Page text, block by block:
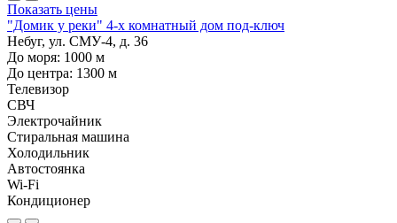
Показать цены
"Домик у реки" 4-х комнатный дом под-ключ
Небуг, ул. СМУ-4, д. 36
До моря: 1000 м
До центра: 1300 м
Телевизор
СВЧ
Электрочайник
Стиральная машина
Холодильник
Автостоянка
Wi-Fi
Кондиционер